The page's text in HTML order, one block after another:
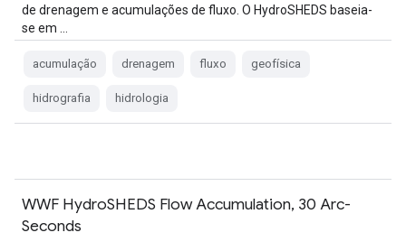
de drenagem e acumulações de fluxo. O HydroSHEDS baseia-
se em …
acumulação drenagem fluxo geofísica
hidrografia hidrologia
WWF HydroSHEDS Flow Accumulation, 30 Arc-
Seconds